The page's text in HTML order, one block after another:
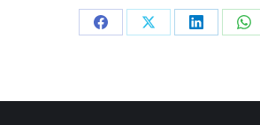
Share
Share
Share